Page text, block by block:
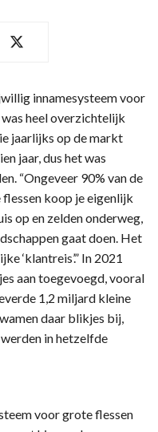
innamesysteem voor
heel overzichtelijk
jaarlijks op de markt
jaar, dus het was
“Ongeveer 90% van de
koop je eigenlijk
op en zelden onderweg,
gaat doen. Het
‘klantreis’.” In 2021
aan toegevoegd, vooral
1,2 miljard kleine
daar blikjes bij,
in hetzelfde
voor grote flessen